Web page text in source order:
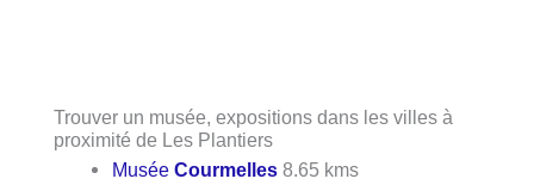
Trouver un musée, expositions dans les villes à
proximité de Les Plantiers
MuséeCourmelles 8.65 kms